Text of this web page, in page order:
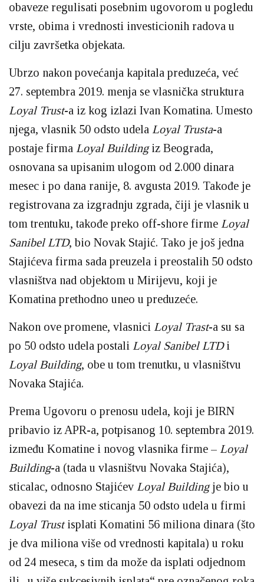
obaveze regulisati posebnim ugovorom u pogledu
vrste, obima i vrednosti investicionih radova u
cilju završetka objekata.
Ubrzo nakon povećanja kapitala preduzeća, već
27. septembra 2019. menja se vlasnička struktura
Loyal Trust-a iz kog izlazi Ivan Komatina. Umesto
njega, vlasnik 50 odsto udela Loyal Trusta-a
postaje firma Loyal Buildingiz Beograda,
osnovana sa upisanim ulogom od 2.000 dinara
mesec i po dana ranije, 8. avgusta 2019. Takođe je
registrovana za izgradnju zgrada, čiji je vlasnik u
tom trentuku, takođe preko off-shore firme Loyal
Sanibel LTD, bio Novak Stajić. Tako je još jedna
Stajićeva firma sada preuzela i preostalih 50 odsto
vlasništva nad objektom u Mirijevu, koji je
Komatina prethodno uneo u preduzeće.
Nakon ove promene, vlasnici Loyal Trast-a su sa
po 50 odsto udela postali Loyal Sanibel LTDi
Loyal Building, obe u tom trenutku, u vlasništvu
Novaka Stajića.
Prema Ugovoru o prenosu udela, koji je BIRN
pribavio iz APR-a, potpisanog 10. septembra 2019.
između Komatine i novog vlasnika firme – Loyal
Building-a (tada u vlasništvu Novaka Stajića),
sticalac, odnosno Stajićev Loyal Buildingje bio u
obavezi da na ime sticanja 50 odsto udela u firmi
Loyal Trustisplati Komatini 56 miliona dinara (što
je dva miliona više od vrednosti kapitala) u roku
od 24 meseca, s tim da može da isplati odjednom